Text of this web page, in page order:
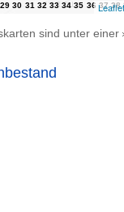
Leaflet
sind unter einer